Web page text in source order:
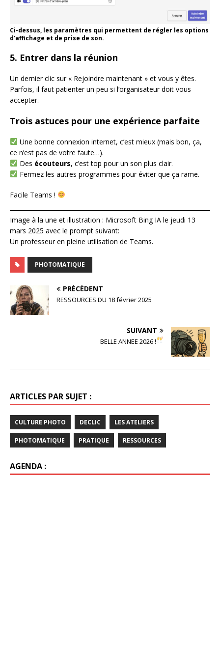
Ci-dessus, les paramètres qui permettent de régler les options
d’affichage et de prise de son.
5. Entrer dans la réunion
Un dernier clic sur « Rejoindre maintenant » et vous y êtes.
Parfois, il faut patienter un peu si l’organisateur doit vous
accepter.
Trois astuces pour une expérience parfaite
Une bonne connexion internet, c’est mieux (mais bon, ça,
ce n’est pas de votre faute…).
Des écouteurs, c’est top pour un son plus clair.
Fermez les autres programmes pour éviter que ça rame.
Facile Teams !
Image à la une et illustration : Microsoft Bing IA le jeudi 13
mars 2025 avec le prompt suivant:
Un professeur en pleine utilisation de Teams.
PHOTOMATIQUE
PRÉCÉDENT
RESSOURCES DU 18 février 2025
SUIVANT
BELLE ANNEE 2026 !
ARTICLES PAR SUJET :
CULTURE PHOTO DECLIC LES ATELIERS
PHOTOMATIQUE PRATIQUE RESSOURCES
AGENDA :